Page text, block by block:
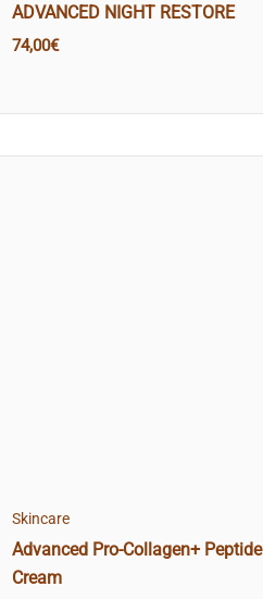
ADVANCED NIGHT RESTORE
74,00€
Skincare
Advanced Pro-Collagen+ Peptide
Cream